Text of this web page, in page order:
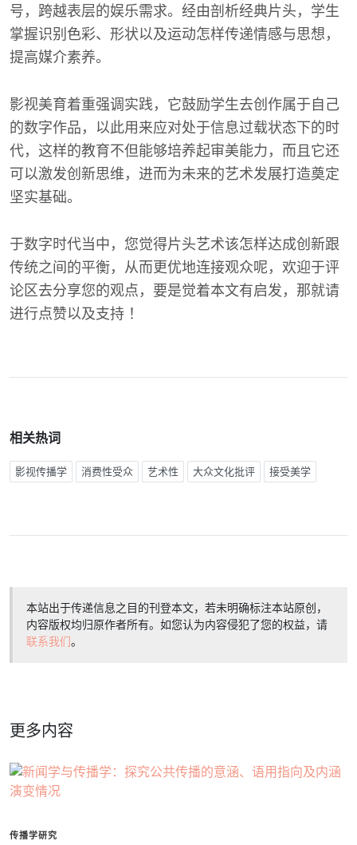
号，跨越表层的娱乐需求。经由剖析经典片头，学生
掌握识别色彩、形状以及运动怎样传递情感与思想，
提高媒介素养。
影视美育着重强调实践，它鼓励学生去创作属于自己
的数字作品，以此用来应对处于信息过载状态下的时
代，这样的教育不但能够培养起审美能力，而且它还
可以激发创新思维，进而为未来的艺术发展打造奠定
坚实基础。
于数字时代当中，您觉得片头艺术该怎样达成创新跟
传统之间的平衡，从而更优地连接观众呢，欢迎于评
论区去分享您的观点，要是觉着本文有启发，那就请
进行点赞以及支持 ！
相关热词
影视传播学 消费性受众 艺术性 大众文化批评 接受美学
本站出于传递信息之目的刊登本文，若未明确标注本站原创，
内容版权均归原作者所有。如您认为内容侵犯了您的权益，请
联系我们。
更多内容
传播学研究